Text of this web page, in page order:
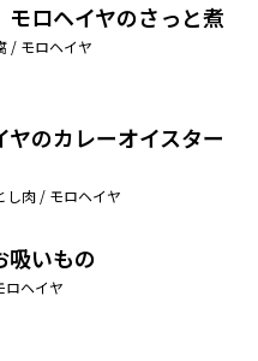
モロヘイヤのさっと煮
/ モロヘイヤ
ヤのカレーオイスター
し肉 / モロヘイヤ
吸いもの
ロヘイヤ